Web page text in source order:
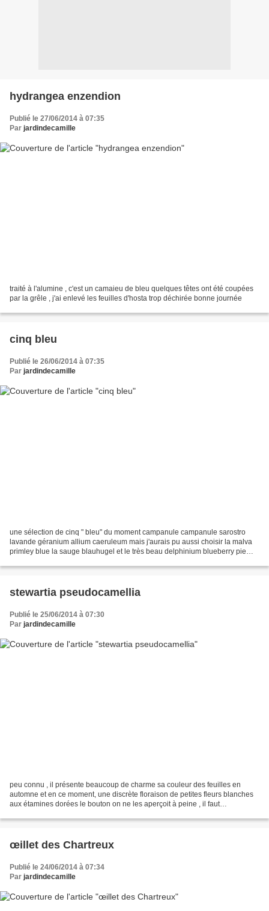
hydrangea enzendion
Publié le 27/06/2014 à 07:35
Par jardindecamille
traité à l'alumine , c'est un camaieu de bleu quelques têtes ont été coupées
par la grêle , j'ai enlevé les feuilles d'hosta trop déchirée bonne journée
cinq bleu
Publié le 26/06/2014 à 07:35
Par jardindecamille
une sélection de cinq " bleu" du moment campanule campanule sarostro
lavande géranium allium caeruleum mais j'aurais pu aussi choisir la malva
primley blue la sauge blauhugel et le très beau delphinium blueberry pie
stewartia pseudocamellia
Publié le 25/06/2014 à 07:30
Par jardindecamille
peu connu , il présente beaucoup de charme sa couleur des feuilles en
automne et en ce moment, une discrète floraison de petites fleurs blanches
aux étamines dorées le bouton on ne les aperçoit à peine , il faut
œillet des Chartreux
Publié le 24/06/2014 à 07:34
Par jardindecamille